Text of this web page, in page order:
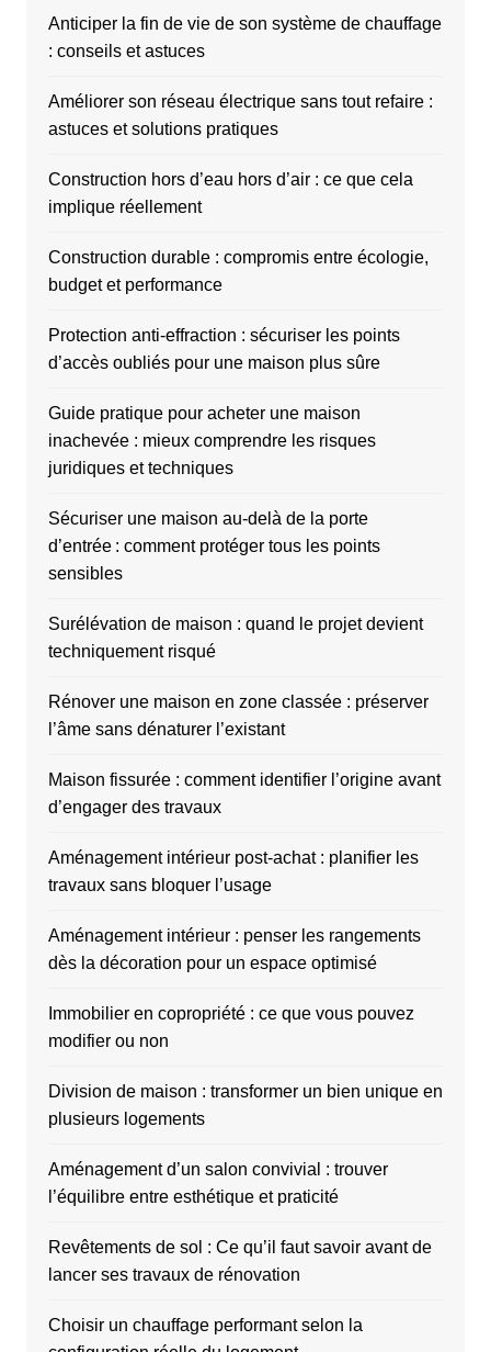
Anticiper la fin de vie de son système de chauffage
: conseils et astuces
Améliorer son réseau électrique sans tout refaire :
astuces et solutions pratiques
Construction hors d’eau hors d’air : ce que cela
implique réellement
Construction durable : compromis entre écologie,
budget et performance
Protection anti-effraction : sécuriser les points
d’accès oubliés pour une maison plus sûre
Guide pratique pour acheter une maison
inachevée : mieux comprendre les risques
juridiques et techniques
Sécuriser une maison au-delà de la porte
d’entrée : comment protéger tous les points
sensibles
Surélévation de maison : quand le projet devient
techniquement risqué
Rénover une maison en zone classée : préserver
l’âme sans dénaturer l’existant
Maison fissurée : comment identifier l’origine avant
d’engager des travaux
Aménagement intérieur post-achat : planifier les
travaux sans bloquer l’usage
Aménagement intérieur : penser les rangements
dès la décoration pour un espace optimisé
Immobilier en copropriété : ce que vous pouvez
modifier ou non
Division de maison : transformer un bien unique en
plusieurs logements
Aménagement d’un salon convivial : trouver
l’équilibre entre esthétique et praticité
Revêtements de sol : Ce qu’il faut savoir avant de
lancer ses travaux de rénovation
Choisir un chauffage performant selon la